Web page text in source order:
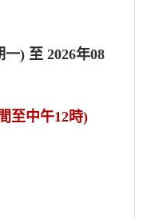
一) 至 2026年08
至中午12時)